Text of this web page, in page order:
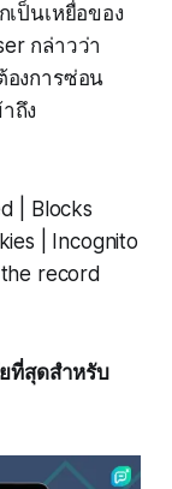
ป็นเหยื่อของ
กล่าวว่า
องการซ่อน
ถึง
| Blocks
| Incognito
record
ที่สุดสำหรับ